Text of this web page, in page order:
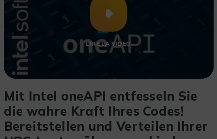
LIRE LA VIDEO
Mit Intel oneAPI entfesseln Sie
die wahre Kraft Ihres Codes!
Bereitstellen und Verteilen Ihrer